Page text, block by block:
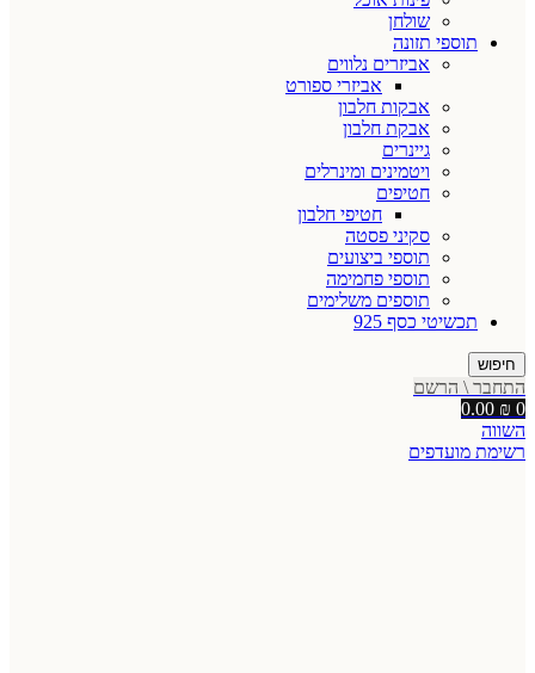
שולחן
תוספי תזונה
אביזרים נלווים
אביזרי ספורט
אבקות חלבון
אבקת חלבון
גיינרים
ויטמינים ומינרלים
חטיפים
חטיפי חלבון
סקיני פסטה
תוספי ביצועים
תוספי פחמימה
תוספים משלימים
תכשיטי כסף 925
חיפוש
התחבר \ הרשם
0
0.00 ₪
השווה
רשימת מועדפים